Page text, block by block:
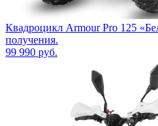
Квадроцикл Armour Pro 125
получения.
99 990 руб.